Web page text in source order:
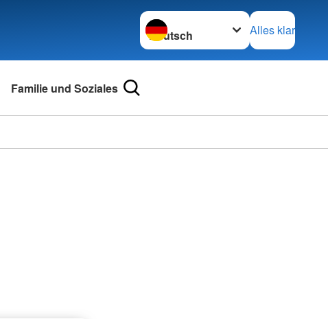
Sprache wechseln zu
Alles klar
Familie und Soziales